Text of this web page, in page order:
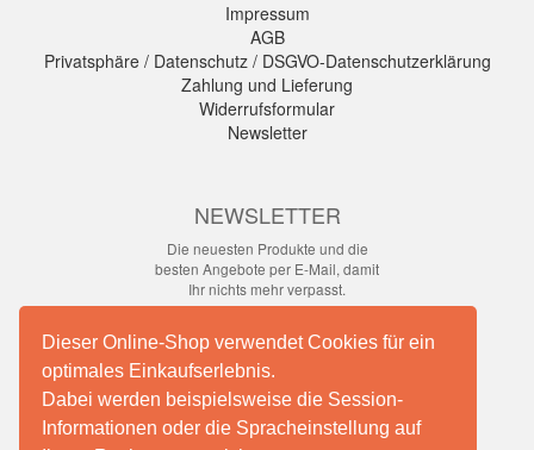
Dieser Online-Shop verwendet Cookies für ein
optimales Einkaufserlebnis.
Dabei werden beispielsweise die Session-
Informationen oder die Spracheinstellung auf
Impressum
AGB
Privatsphäre / Datenschutz / DSGVO-Datenschutzerklärung
Zahlung und Lieferung
Widerrufsformular
Newsletter
NEWSLETTER
Die neuesten Produkte und die
besten Angebote per E-Mail, damit
Ihr nichts mehr verpasst.
Abonnieren